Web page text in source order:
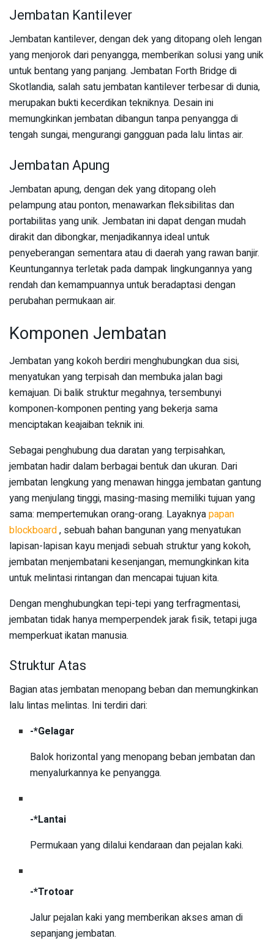
Jembatan Kantilever
Jembatan kantilever, dengan dek yang ditopang oleh lengan
yang menjorok dari penyangga, memberikan solusi yang unik
untuk bentang yang panjang. Jembatan Forth Bridge di
Skotlandia, salah satu jembatan kantilever terbesar di dunia,
merupakan bukti kecerdikan tekniknya. Desain ini
memungkinkan jembatan dibangun tanpa penyangga di
tengah sungai, mengurangi gangguan pada lalu lintas air.
Jembatan Apung
Jembatan apung, dengan dek yang ditopang oleh
pelampung atau ponton, menawarkan fleksibilitas dan
portabilitas yang unik. Jembatan ini dapat dengan mudah
dirakit dan dibongkar, menjadikannya ideal untuk
penyeberangan sementara atau di daerah yang rawan banjir.
Keuntungannya terletak pada dampak lingkungannya yang
rendah dan kemampuannya untuk beradaptasi dengan
perubahan permukaan air.
Komponen Jembatan
Jembatan yang kokoh berdiri menghubungkan dua sisi,
menyatukan yang terpisah dan membuka jalan bagi
kemajuan. Di balik struktur megahnya, tersembunyi
komponen-komponen penting yang bekerja sama
menciptakan keajaiban teknik ini.
Sebagai penghubung dua daratan yang terpisahkan,
jembatan hadir dalam berbagai bentuk dan ukuran. Dari
jembatan lengkung yang menawan hingga jembatan gantung
yang menjulang tinggi, masing-masing memiliki tujuan yang
sama: mempertemukan orang-orang. Layaknyapapan
blockboard, sebuah bahan bangunan yang menyatukan
lapisan-lapisan kayu menjadi sebuah struktur yang kokoh,
jembatan menjembatani kesenjangan, memungkinkan kita
untuk melintasi rintangan dan mencapai tujuan kita.
Dengan menghubungkan tepi-tepi yang terfragmentasi,
jembatan tidak hanya memperpendek jarak fisik, tetapi juga
memperkuat ikatan manusia.
Struktur Atas
Bagian atas jembatan menopang beban dan memungkinkan
lalu lintas melintas. Ini terdiri dari:
-*Gelagar
Balok horizontal yang menopang beban jembatan dan
menyalurkannya ke penyangga.
-*Lantai
Permukaan yang dilalui kendaraan dan pejalan kaki.
-*Trotoar
Jalur pejalan kaki yang memberikan akses aman di
sepanjang jembatan.